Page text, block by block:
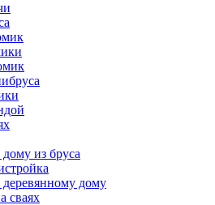
из бруса
дому
сваях